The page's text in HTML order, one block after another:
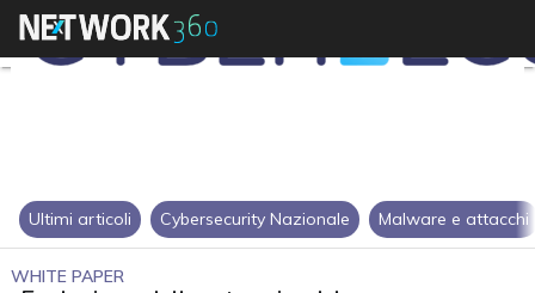
Ultimi articoli Cybersecurity Nazionale Malware e attacchi
WHITE PAPER